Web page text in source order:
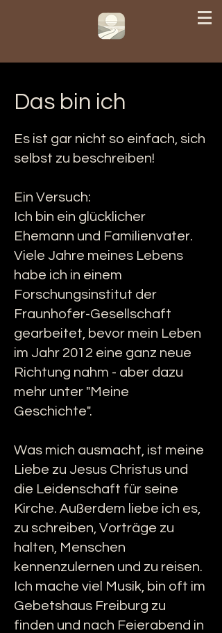
Das bin ich
Es ist gar nicht so einfach, sich
selbst zu beschreiben!
Ein Versuch:
Ich bin ein glücklicher
Ehemann und Familienvater.
Viele Jahre meines Lebens
habe ich in einem
Forschungsinstitut der
Fraunhofer-Gesellschaft
gearbeitet, bevor mein Leben
im Jahr 2012 eine ganz neue
Richtung nahm - aber dazu
mehr unter "Meine
Geschichte".
Was mich ausmacht, ist meine
Liebe zu Jesus Christus und
die Leidenschaft für seine
Kirche. Außerdem liebe ich es,
zu schreiben, Vorträge zu
halten, Menschen
kennenzulernen und zu reisen.
Ich mache viel Musik, bin oft im
Gebetshaus Freiburg zu
finden und nach Feierabend in